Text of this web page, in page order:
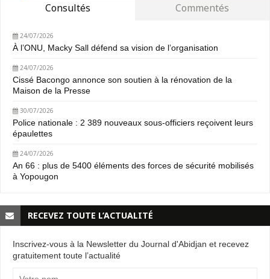
Consultés Commentés
24/07/2026
À l’ONU, Macky Sall défend sa vision de l’organisation
24/07/2026
Cissé Bacongo annonce son soutien à la rénovation de la
Maison de la Presse
30/07/2026
Police nationale : 2 389 nouveaux sous-officiers reçoivent leurs
épaulettes
24/07/2026
An 66 : plus de 5400 éléments des forces de sécurité mobilisés
à Yopougon
RECEVEZ TOUTE L’ACTUALITÉ
Inscrivez-vous à la Newsletter du Journal d'Abidjan et recevez
gratuitement toute l’actualité